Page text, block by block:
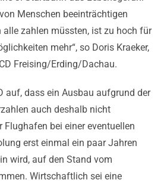
Menschen beeinträchtigen
alle zahlen müssten, ist zu hoch für
mehr“, so Doris Kraeker,
Freising/Erding/Dachau.
auf, dass ein Ausbau aufgrund der
auch deshalb nicht
Flughafen bei einer eventuellen
erst einmal ein paar Jahren
wird, auf den Stand vom
Wirtschaftlich sei eine